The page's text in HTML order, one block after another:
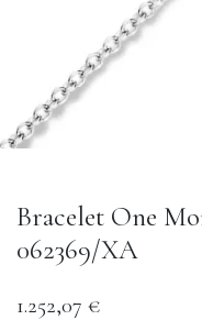
Bracelet One
062369/XA
1.252,07 €